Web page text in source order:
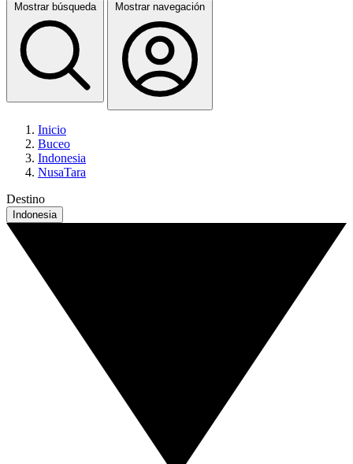
Mostrar búsqueda Mostrar navegación
Inicio
Buceo
Indonesia
NusaTara
Destino
Indonesia